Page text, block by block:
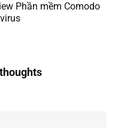
Phần mềm Comodo